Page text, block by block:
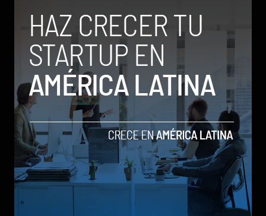
Qwen 3.8-Max, la nueva IA de Alibaba que desafía a
los modelos más poderosos
by Sergio Ramos
Actualidad
5 de agosto de 2026